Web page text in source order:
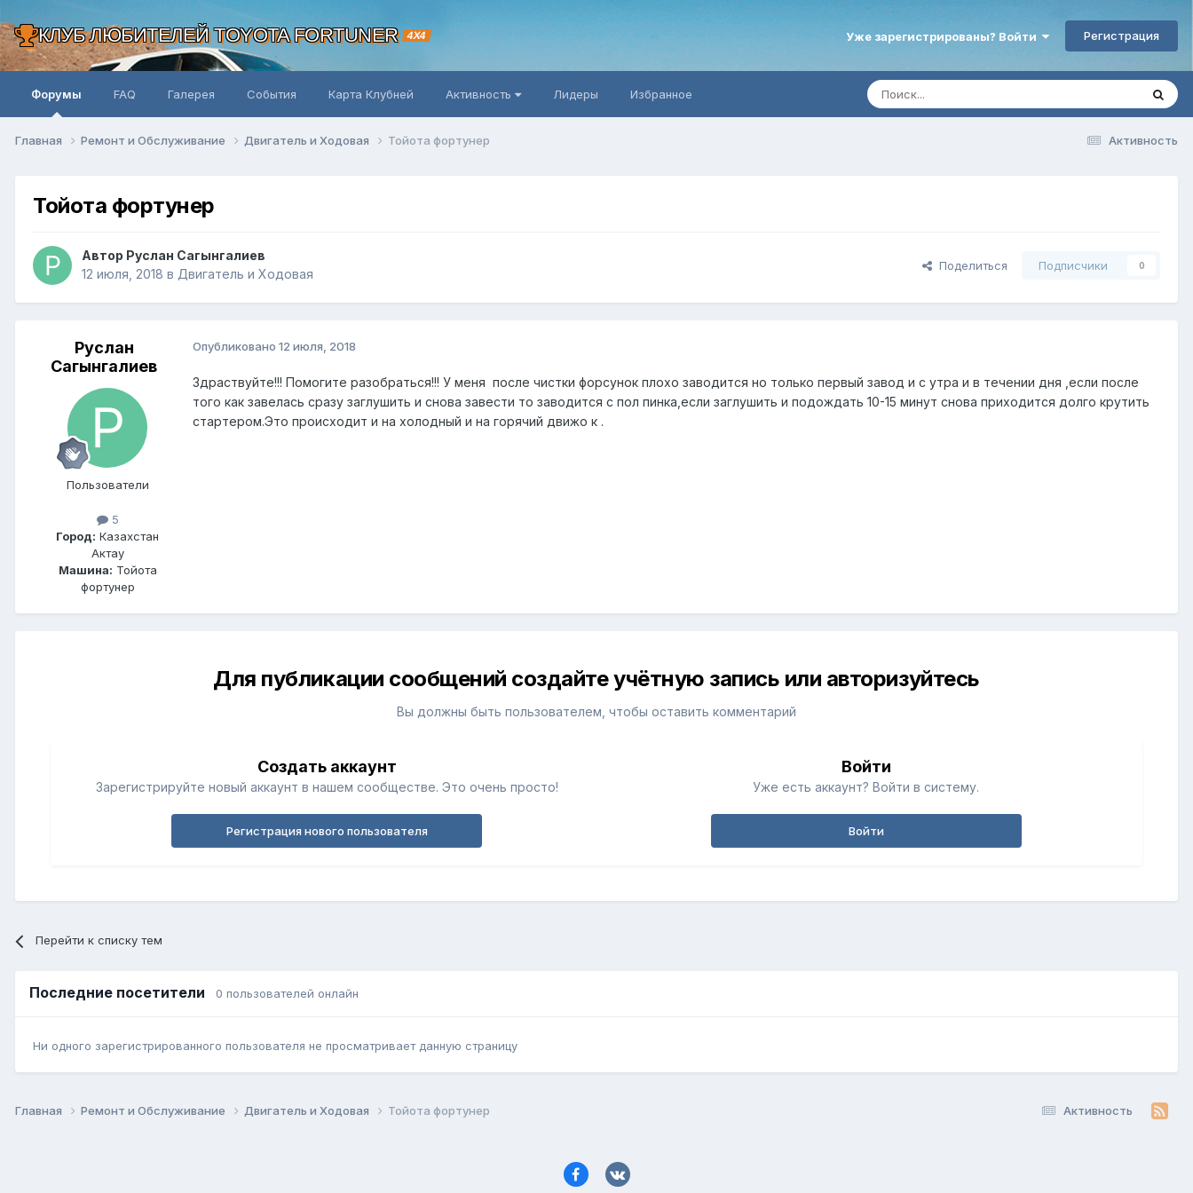
КЛУБ ЛЮБИТЕЛЕЙ TOYOTA FORTUNER 4X4 Уже зарегистрированы? Войти Регистрация
Форумы FAQ Галерея События Карта Клубней Активность Лидеры Избранное
Активность
Главная Ремонт и Обслуживание Двигатель и Ходовая Тойота фортунер
Тойота фортунер
Автор Руслан Сагынгалиев
12 июля, 2018 в Двигатель и Ходовая
Поделиться Подписчики 0
Руслан
Сагынгалиев
Пользователи
5
Город: Казахстан
Актау
Машина: Тойота
фортунер
Опубликовано 12 июля, 2018
Здраствуйте!!! Помогите разобраться!!! У меня после чистки форсунок плохо заводится но только первый завод и с утра и в течении дня ,если после
того как завелась сразу заглушить и снова завести то заводится с пол пинка,если заглушить и подождать 10-15 минут снова приходится долго крутить
стартером.Это происходит и на холодный и на горячий движо к .
Для публикации сообщений создайте учётную запись или авторизуйтесь
Вы должны быть пользователем, чтобы оставить комментарий
Создать аккаунт
Зарегистрируйте новый аккаунт в нашем сообществе. Это очень просто!
Регистрация нового пользователя
Войти
Уже есть аккаунт? Войти в систему.
Войти
Перейти к списку тем
Последние посетители 0 пользователей онлайн
Ни одного зарегистрированного пользователя не просматривает данную страницу
Активность
Главная Ремонт и Обслуживание Двигатель и Ходовая Тойота фортунер